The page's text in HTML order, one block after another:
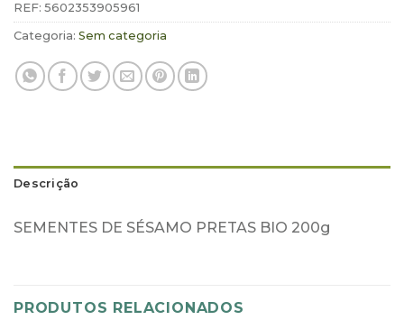
REF: 5602353905961
Categoria: Sem categoria
Descrição
SEMENTES DE SÉSAMO PRETAS BIO 200g
PRODUTOS RELACIONADOS